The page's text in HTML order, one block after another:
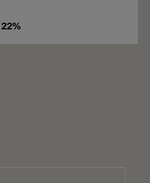
22%